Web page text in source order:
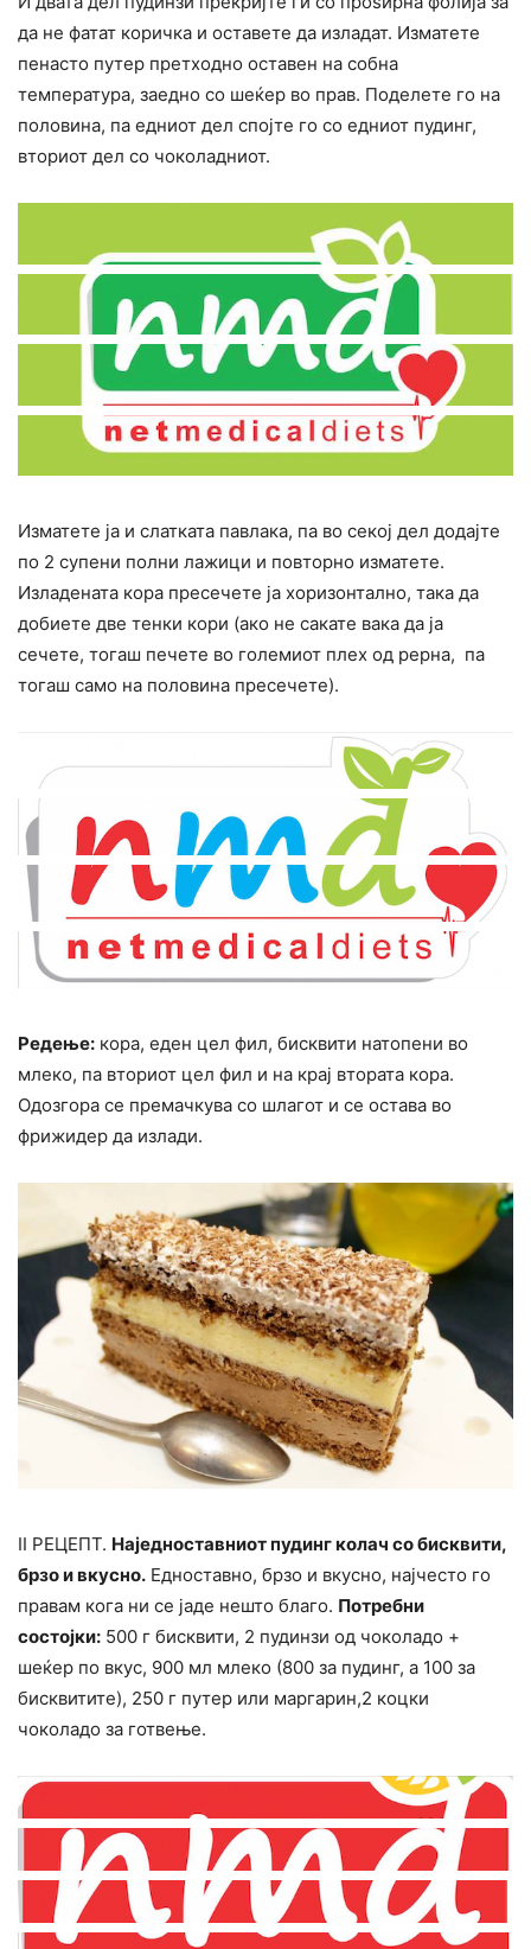
да не фатат коричка и оставете да изладат. Изматете
пенасто путер претходно оставен на собна
температура, заедно со шеќер во прав. Поделете го на
половина, па едниот дел спојте го со едниот пудинг,
вториот дел со чоколадниот.
Изматете ја и слатката павлака, па во секој дел додајте
по 2 супени полни лажици и повторно изматете.
Изладената кора пресечете ја хоризонтално, така да
добиете две тенки кори (ако не сакате вака да ја
сечете, тогаш печете во големиот плех од рерна, па
тогаш само на половина пресечете).
Редење: кора, еден цел фил, бисквити натопени во
млеко, па вториот цел фил и на крај втората кора.
Одозгора се премачкува со шлагот и се остава во
фрижидер да излади.
II РЕЦЕПТ. Наједноставниот пудинг колач со бисквити,
брзо и вкусно. Едноставно, брзо и вкусно, најчесто го
правам кога ни се јаде нешто благо. Потребни
состојки: 500 г бисквити, 2 пудинзи од чоколадо +
шеќер по вкус, 900 мл млеко (800 за пудинг, а 100 за
бисквитите), 250 г путер или маргарин,2 коцки
чоколадо за готвење.